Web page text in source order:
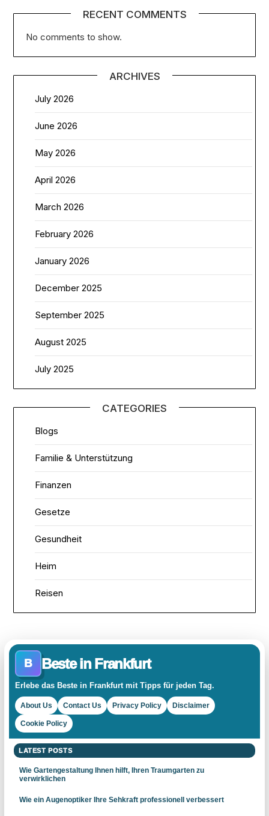
RECENT COMMENTS
No comments to show.
ARCHIVES
July 2026
June 2026
May 2026
April 2026
March 2026
February 2026
January 2026
December 2025
September 2025
August 2025
July 2025
CATEGORIES
Blogs
Familie & Unterstützung
Finanzen
Gesetze
Gesundheit
Heim
Reisen
B Beste in Frankfurt
Erlebe das Beste in Frankfurt mit Tipps für jeden Tag.
About Us Contact Us Privacy Policy Disclaimer
Cookie Policy
LATEST POSTS
Wie Gartengestaltung Ihnen hilft, Ihren Traumgarten zu
verwirklichen
Wie ein Augenoptiker Ihre Sehkraft professionell verbessert